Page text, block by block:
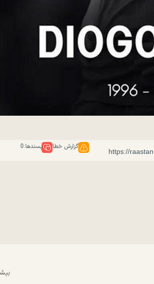
گزارش خطا پسندها:0